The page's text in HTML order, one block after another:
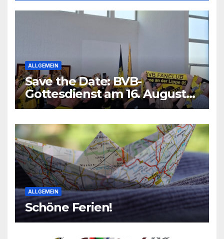
ALLGEMEIN
Save the Date: BVB-
Gottesdienst am 16. August
2026
ALLGEMEIN
Schöne Ferien!